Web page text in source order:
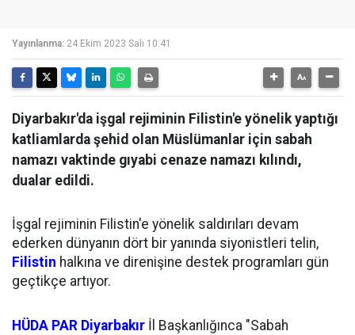
Yayınlanma: 24 Ekim 2023 Salı 10:41
Diyarbakır'da işgal rejiminin Filistin'e yönelik yaptığı
katliamlarda şehid olan Müslümanlar için sabah
namazı vaktinde gıyabi cenaze namazı kılındı,
dualar edildi.
İşgal rejiminin Filistin'e yönelik saldırıları devam
ederken dünyanın dört bir yanında siyonistleri telin,
Filistin halkına ve direnişine destek programları gün
geçtikçe artıyor.
HÜDA PAR Diyarbakır İl Başkanlığınca "Sabah